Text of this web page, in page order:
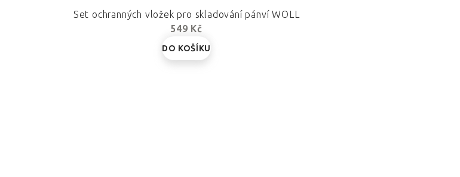
Set ochranných vložek pro skladování pánví WOLL
549 Kč
DO KOŠÍKU